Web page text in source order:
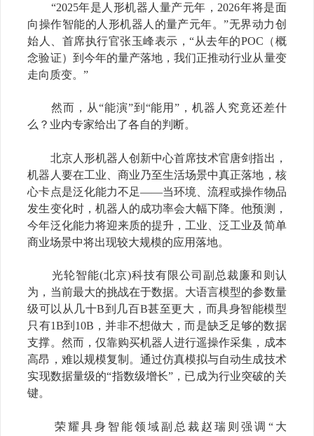
“2025年是人形机器人量产元年， 2026年将是面
向操作智能的人形机器人的量产元年。”无界动力创
始人、首席执行官张玉峰表示 ，“从去年的POC （概
念验证）到今年的量产落地，我们正推动行业从量变
走向质变。”
然而，从“能演”到 “能用” ，机器人究竟还差什
么？业内专家给出了各自的判断。
北京人形机器人创新中心首席技术官唐剑指出，
机器人要在工业、商业乃至生活场景中真正落地，核
心卡点是泛化能力不足——当环境、流程或操作物品
发生变化时，机器人的成功率会大幅下降。他预测，
今年泛化能力将迎来质的提升，工业、泛工业及简单
商业场景中将出现较大规模的应用落地。
光轮智能(北京)科技有限公司副总裁廉和则认
为，当前最大的挑战在于数据。大语言模型的参数量
级可以从几十B到几百B甚至更大，而具身智能模型
只有1B到 10B ，并非不想做大，而是缺乏足够的数据
支撑。然而，仅靠购买机器人进行遥操作采集，成本
高昂，难以规模复制。通过仿真模拟与自动生成技术
实现数据量级的“指数级增长” ，已成为行业突破的关
键。
荣耀具身智能领域副总裁赵瑞则强调 “大